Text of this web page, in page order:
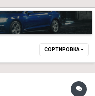
СОРТИРОВКА